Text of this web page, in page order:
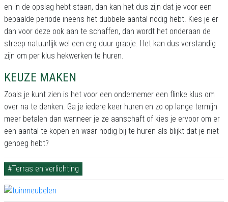
en in de opslag hebt staan, dan kan het dus zijn dat je voor een
bepaalde periode ineens het dubbele aantal nodig hebt. Kies je er
dan voor deze ook aan te schaffen, dan wordt het onderaan de
streep natuurlijk wel een erg duur grapje. Het kan dus verstandig
zijn om per klus hekwerken te huren.
KEUZE MAKEN
Zoals je kunt zien is het voor een ondernemer een flinke klus om
over na te denken. Ga je iedere keer huren en zo op lange termijn
meer betalen dan wanneer je ze aanschaft of kies je ervoor om er
een aantal te kopen en waar nodig bij te huren als blijkt dat je niet
genoeg hebt?
#Terras en verlichting